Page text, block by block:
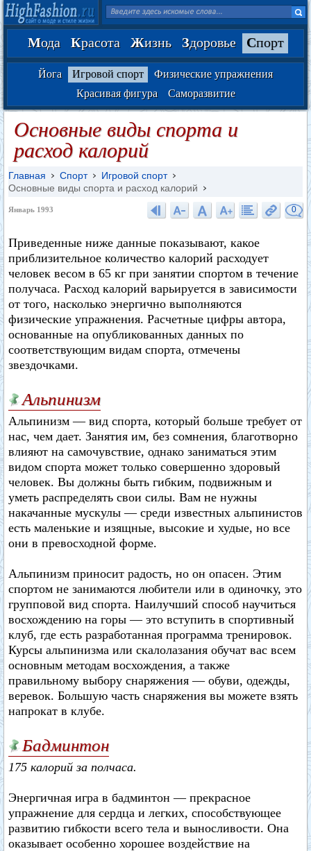
Мода Красота Жизнь Здоровье Спорт
Йога Игровой спорт
Физические упражнения
Красивая фигура
Саморазвитие
Основные виды спорта и
расход калорий
Главная Спорт
Игровой спорт
Основные виды спорта и расход калорий
Январь 1993 0
Приведенные ниже данные показывают, какое
приблизительное количество калорий расходует
человек весом в 65 кг при занятии спортом в течение
получаса. Расход калорий варьируется в зависимости
от того, насколько энергично выполняются
физические упражнения. Расчетные цифры автора,
основанные на опубликованных данных по
соответствующим видам спорта, отмечены
звездочками.
Альпинизм
Альпинизм — вид спорта, который больше требует от
нас, чем дает. Занятия им, без сомнения, благотворно
влияют на самочувствие, однако заниматься этим
видом спорта может только совершенно здоровый
человек. Вы должны быть гибким, подвижным и
уметь распределять свои силы. Вам не нужны
накачанные мускулы — среди известных альпинистов
есть маленькие и изящные, высокие и худые, но все
они в превосходной форме.
Альпинизм приносит радость, но он опасен. Этим
спортом не занимаются любители или в одиночку, это
групповой вид спорта. Наилучший способ научиться
восхождению на горы — это вступить в спортивный
клуб, где есть разработанная программа тренировок.
Курсы альпинизма или скалолазания обучат вас всем
основным методам восхождения, а также
правильному выбору снаряжения — обуви, одежды,
веревок. Большую часть снаряжения вы можете взять
напрокат в клубе.
Бадминтон
175 калорий за полчаса.
Энергичная игра в бадминтон — прекрасное
упражнение для сердца и легких, способствующее
развитию гибкости всего тела и выносливости. Она
оказывает особенно хорошее воздействие на